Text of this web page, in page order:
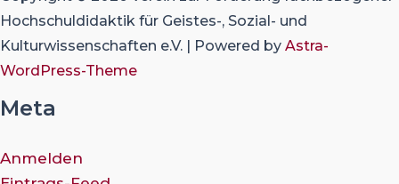
Hochschuldidaktik für Geistes-, Sozial- und
Kulturwissenschaften e.V. | Powered by Astra-
WordPress-Theme
Meta
Anmelden